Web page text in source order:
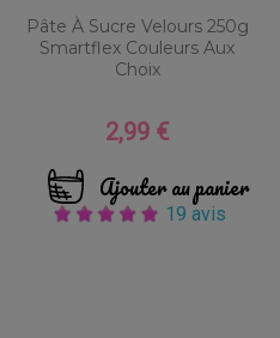
Pâte À Sucre Velours 250g
Smartflex Couleurs Aux
Choix
Prix
2,99 €
Ajouter au panier
19 avis